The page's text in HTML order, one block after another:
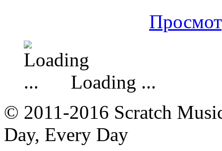
Loading ...
© 2011-2016 Scratch
Day, Every Day